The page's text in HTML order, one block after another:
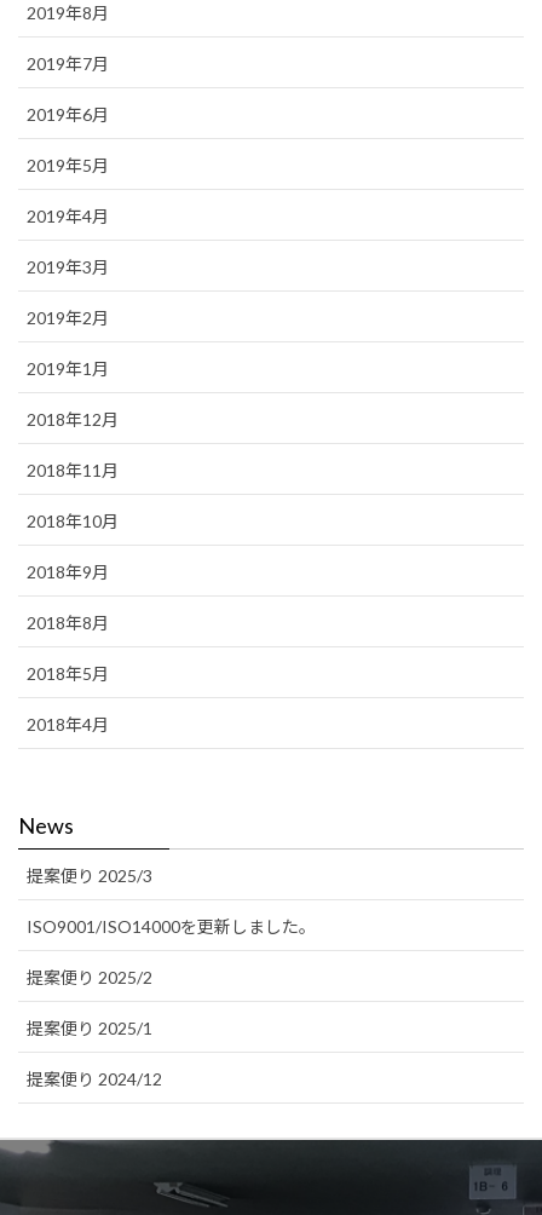
2019年8月
2019年7月
2019年6月
2019年5月
2019年4月
2019年3月
2019年2月
2019年1月
2018年12月
2018年11月
2018年10月
2018年9月
2018年8月
2018年5月
2018年4月
News
提案便り 2025/3
ISO9001/ISO14000を更新しました。
提案便り 2025/2
提案便り 2025/1
提案便り 2024/12